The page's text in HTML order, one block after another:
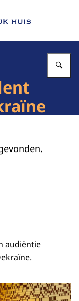
Koninklijk Huis
audiëntie
president